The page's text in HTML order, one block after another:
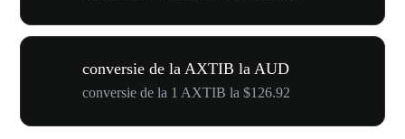
conversie de la AXTIB la AUD
conversie de la 1 AXTIB la $126.92